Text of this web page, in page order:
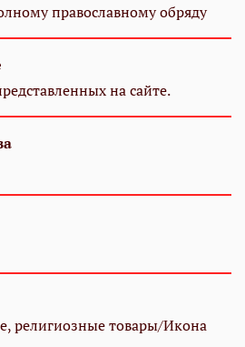
православному обряду
на сайте.
религиозные товары/Икона